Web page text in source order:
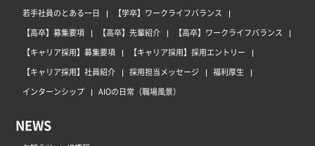
若手社員のとある一日
【学卒】ワークライフバランス
【高卒】募集要項
【高卒】先輩紹介
【高卒】ワークライフバランス
【キャリア採用】募集要項
【キャリア採用】採用エントリー
【キャリア採用】社員紹介
採用担当メッセージ
福利厚生
インターンシップ
AIOの日常（職場風景）
NEWS